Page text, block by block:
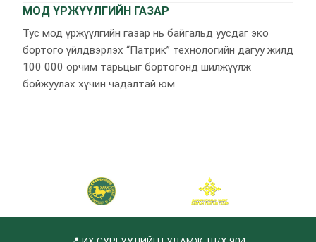
МОД ҮРЖҮҮЛГИЙН ГАЗАР
Тус мод үржүүлгийн газар нь байгальд уусдаг эко
бортого үйлдвэрлэх “Патрик” технологийн дагуу жилд
100 000 орчим тарьцыг бортогонд шилжүүлж
бойжуулах хүчин чадалтай юм.